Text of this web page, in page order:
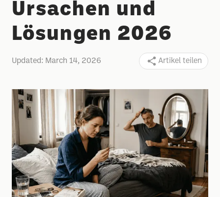
Ursachen und
Lösungen 2026
Updated: March 14, 2026 Artikel teilen